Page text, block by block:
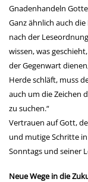
Gnadenhandeln
Ganz ähnlich auch
nach der
wissen, was
der Gegenwart
Herde schläft, muss
auch um die Zeichen
zu suchen.“
Vertrauen auf Gott,
und mutige Schritte
Sonntags und seiner
Neue Wege in die